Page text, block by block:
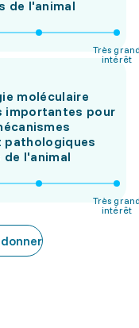
de l'animal
Très
intérêt
moléculaire
importantes pour
pathologiques
l'animal
Très
intérêt